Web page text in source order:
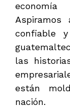
confiable
las
están
nación.